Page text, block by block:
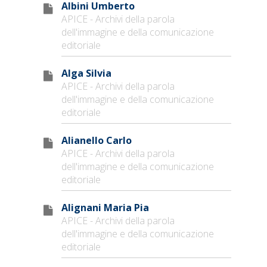
Albini Umberto
APICE - Archivi della parola
dell'immagine e della comunicazione
editoriale
Alga Silvia
APICE - Archivi della parola
dell'immagine e della comunicazione
editoriale
Alianello Carlo
APICE - Archivi della parola
dell'immagine e della comunicazione
editoriale
Alignani Maria Pia
APICE - Archivi della parola
dell'immagine e della comunicazione
editoriale